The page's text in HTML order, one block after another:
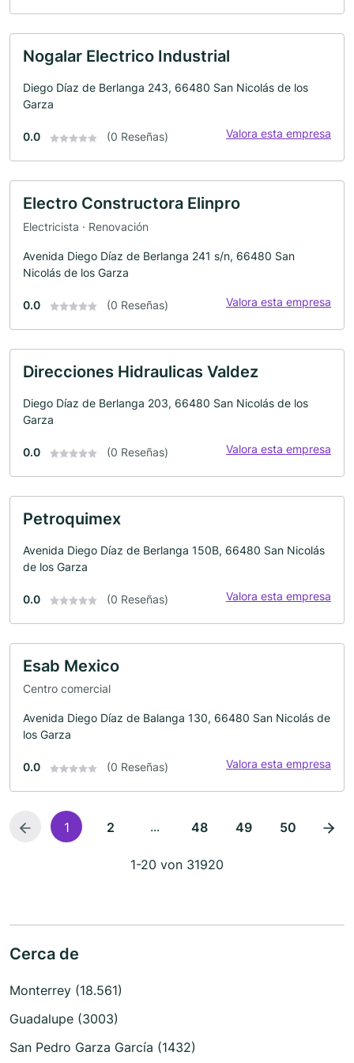
Nogalar Electrico Industrial
Diego Díaz de Berlanga 243, 66480 San Nicolás de los
Garza
0.0 (0 Reseñas) Valora esta empresa
Electro Constructora Elinpro
Electricista · Renovación
Avenida Diego Díaz de Berlanga 241 s/n, 66480 San
Nicolás de los Garza
0.0 (0 Reseñas) Valora esta empresa
Direcciones Hidraulicas Valdez
Diego Díaz de Berlanga 203, 66480 San Nicolás de los
Garza
0.0 (0 Reseñas) Valora esta empresa
Petroquimex
Avenida Diego Díaz de Berlanga 150B, 66480 San Nicolás
de los Garza
0.0 (0 Reseñas) Valora esta empresa
Esab Mexico
Centro comercial
Avenida Diego Díaz de Balanga 130, 66480 San Nicolás de
los Garza
0.0 (0 Reseñas) Valora esta empresa
1 2 ... 48 49 50
1-20 von 31920
Cerca de
Monterrey (18.561)
Guadalupe (3003)
San Pedro Garza García (1432)